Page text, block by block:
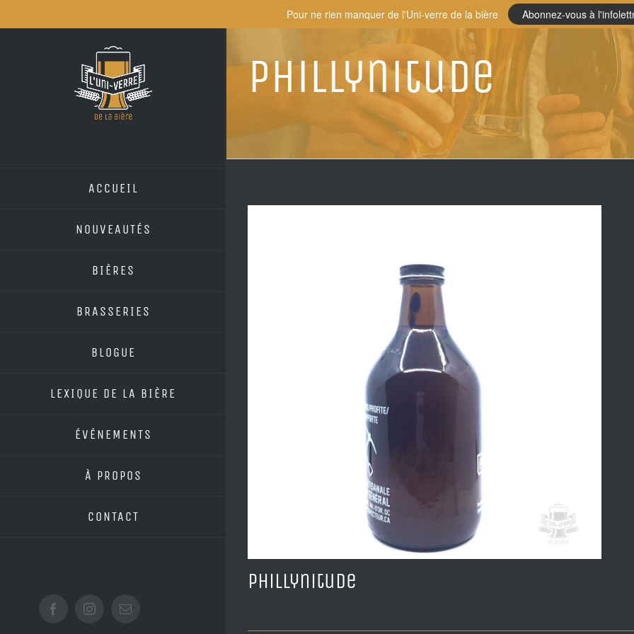
to
ACCUEIL
NOUVEAUTÉS
BIÈRES
BRASSERIES
BLOGUE
LEXIQUE DE LA BIÈRE
ÉVÉNEMENTS
À PROPOS
CONTACT
FacebookInstagramEmail
Phillynitude
Phillynitude
Pour ne rien manquer de l'Uni-verre de la bière Abonnez-vous à